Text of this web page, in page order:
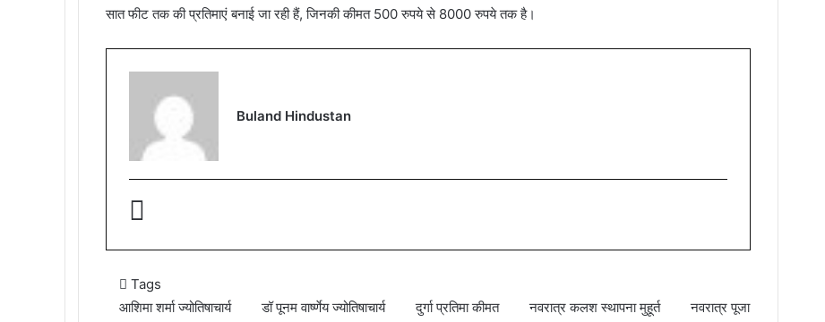
सात फीट तक की प्रतिमाएं बनाई जा रही हैं, जिनकी कीमत 500 रुपये से 8000 रुपये तक है।
Buland Hindustan
Tags
आशिमा शर्मा ज्योतिषाचार्य
डॉ पूनम वार्ष्णेय ज्योतिषाचार्य दुर्गा प्रतिमा कीमत नवरात्र कलश स्थापना मुहूर्त
नवरात्र पूजा